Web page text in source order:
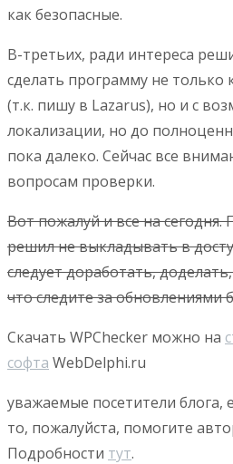
как безопасные.
В-третьих, ради интереса
сделать программу не только
(т.к. пишу в Lazarus), но и с
локализации, но до
пока далеко. Сейчас все
вопросам проверки.
Вот пожалуй и все на
решил не выкладывать в
следует доработать,
что следите за обновлениями
Скачать WPChecker можно на
софта WebDelphi.ru
уважаемые посетители блога,
то, пожалуйста, помогите
Подробности тут.